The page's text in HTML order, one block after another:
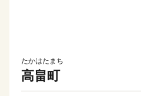
たかはたまち
高畠町